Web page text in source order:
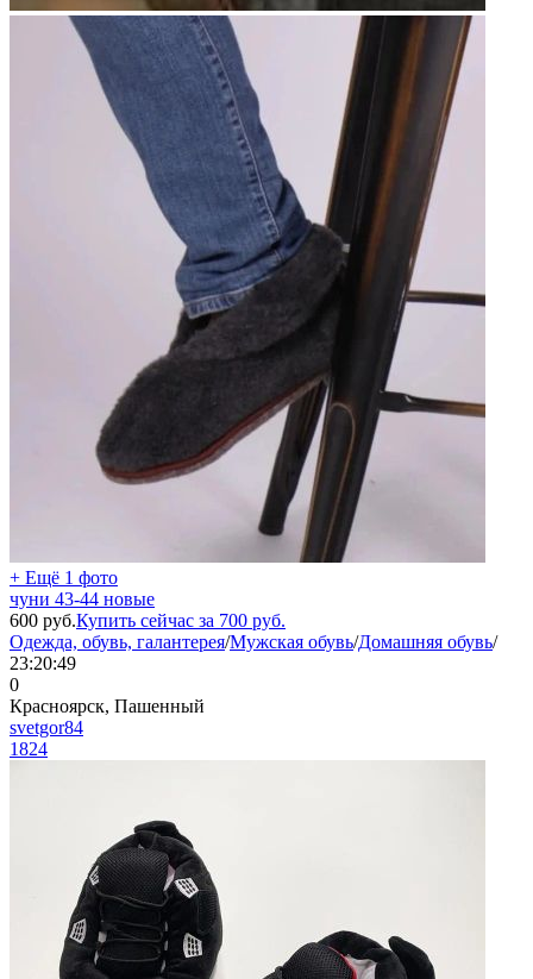
+ Ещё 1 фото
чуни 43-44 новые
600 руб.Купить сейчас за 700 руб.
Одежда, обувь, галантерея/Мужская обувь/Домашняя обувь/
23:20:49
0
Красноярск, Пашенный
svetgor84
1824